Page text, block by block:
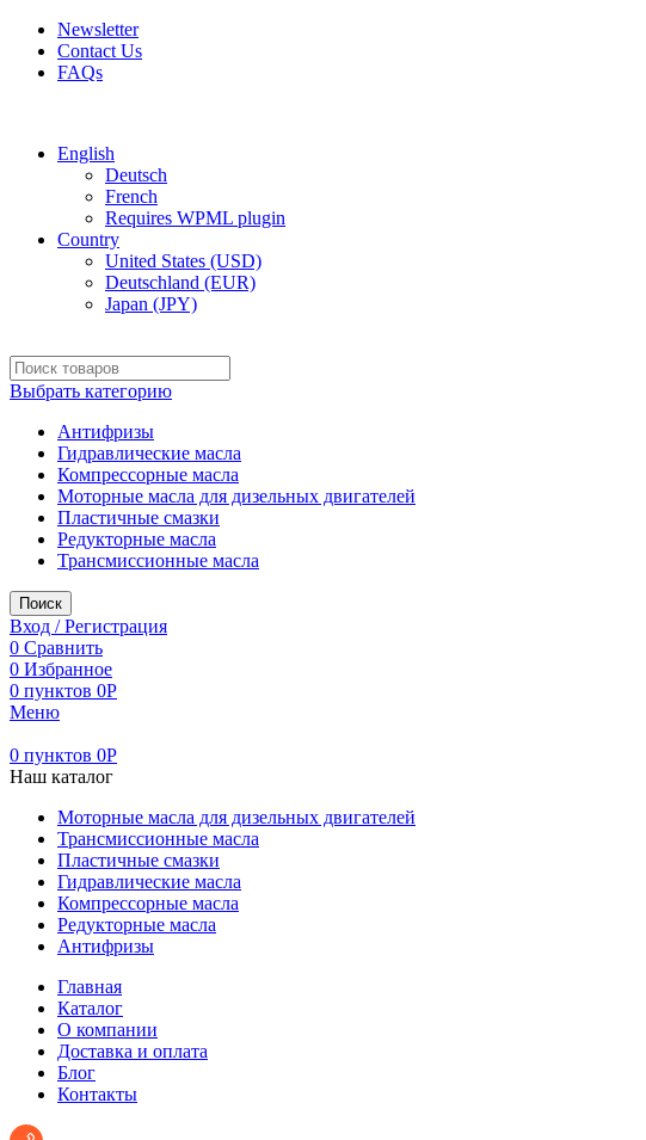
Newsletter
Contact Us
FAQs
English
Deutsch
French
Requires WPML plugin
Country
United States (USD)
Deutschland (EUR)
Japan (JPY)
Выбрать категорию
Антифризы
Гидравлические масла
Компрессорные масла
Моторные масла для дизельных двигателей
Пластичные смазки
Редукторные масла
Трансмиссионные масла
Поиск
Вход / Регистрация
0 Сравнить
0 Избранное
0 пунктов 0Р
Меню
0 пунктов 0Р
Наш каталог
Моторные масла для дизельных двигателей
Трансмиссионные масла
Пластичные смазки
Гидравлические масла
Компрессорные масла
Редукторные масла
Антифризы
Главная
Каталог
О компании
Доставка и оплата
Блог
Контакты